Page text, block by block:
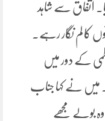
اتفاق سے شاہد
کا لم نگار رہے۔
کے دور میں
میں نے کہا جناب
وہ بولے مجھے